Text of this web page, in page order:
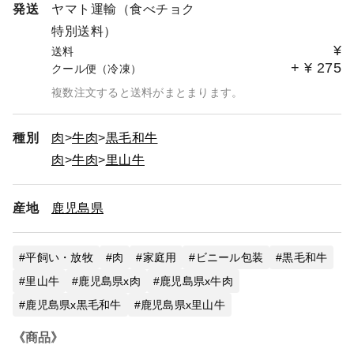
【賞味期限について】
一部商品を除き、お届け後約30日以上残存する商品をお届
けします。
一部商品：福箱（残存賞味期限が30日以下となる可能性が
あります）
通常商品、ギフト商品ともに配送日を指定できます。
※ご注文日から最大45日先までご指定できます。
い。
◆のし 例：「のし希望、表書き：お歳暮、名入れ：
●● ●●」
さん ご結婚おめでとう！』」
発送
ヤマト運輸（食べチョク
特別送料）
送料 ¥
クール便（冷凍） + ¥ 275
複数注文すると送料がまとまります。
種別 肉 牛肉
黒毛和牛
肉
牛肉 里山牛
産地 鹿児島県
平飼い・放牧 肉 家庭用 ビニール包装
黒毛和牛
里山牛
鹿児島県x肉
鹿児島県x牛肉
鹿児島県x黒毛和牛
鹿児島県x里山牛
《商品》